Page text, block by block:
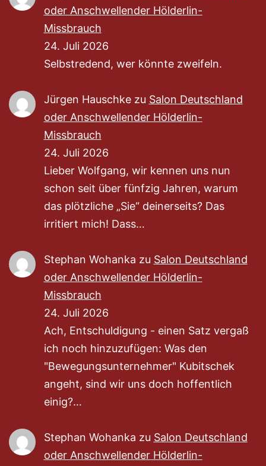
oder Anschwellender Hölderlin-
Missbrauch
24. Juli 2026
Selbstredend, wer könnte zweifeln.
Jürgen Hauschkezu Salon Deutschland
oder Anschwellender Hölderlin-
Missbrauch
24. Juli 2026
Lieber Wolfgang, wir kennen uns nun
schon seit über fünfzig Jahren, warum
das plötzliche „Sie“ deinerseits? Das
irritiert mich! Dass…
Stephan Wohanka zu Salon Deutschland
oder Anschwellender Hölderlin-
Missbrauch
24. Juli 2026
Ach, Entschuldigung - einen Satz vergaß
ich noch hinzuzufügen: Was den
"Bewegungsunternehmer" Kubitschek
angeht, sind wir uns doch hoffentlich
einig?…
Stephan Wohanka zu Salon Deutschland
oder Anschwellender Hölderlin-